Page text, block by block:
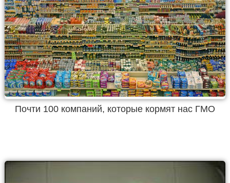
Почти 100 компаний, которые кормят нас ГМО